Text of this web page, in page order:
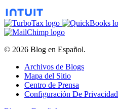
© 2026 Blog en Español.
Archivos de Blogs
Mapa del Sitio
Centro de Prensa
Configuración De Privacidad